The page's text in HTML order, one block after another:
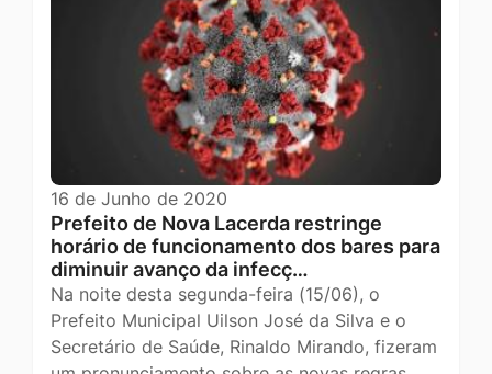
16 de Junho de 2020
Prefeito de Nova Lacerda restringe
horário de funcionamento dos bares para
diminuir avanço da infecç…
Na noite desta segunda-feira (15/06), o
Prefeito Municipal Uilson José da Silva e o
Secretário de Saúde, Rinaldo Mirando, fizeram